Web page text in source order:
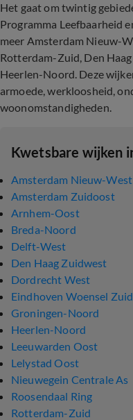
Het gaat om twintig
Programma Leefbaarheid
meer Amsterdam Nieuw-
Rotterdam-Zuid, Den
Heerlen-Noord. Deze
armoede, werkloosheid,
woonomstandigheden.
Kwetsbare wijken
Amsterdam Nieuw-West
Amsterdam Zuidoost
Arnhem-Oost
Breda-Noord
Delft-West
Den Haag Zuidwest
Dordrecht West
Eindhoven Woensel Zuid
Groningen-Noord
Heerlen-Noord
Leeuwarden Oost
Lelystad Oost
Nieuwegein Centrale As
Roosendaal Ring
Rotterdam-Zuid